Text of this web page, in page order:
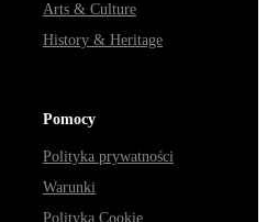
Arts & Culture
History & Heritage
Pomocy
Polityka prywatności
Warunki
Polityka Cookie